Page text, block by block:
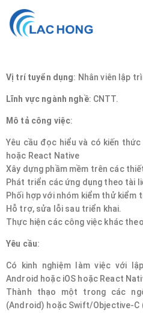
Vị trí tuyển dụng: Nhân viên lập
Lĩnh vực ngành nghề: CNTT.
Mô tả công việc:
Yêu cầu đọc hiểu và có kiến
hoặc React Native
Xây dựng phầm mềm trên các
Phát triển các ứng dụng theo tài
Phối hợp với nhóm kiểm thử kiểm
Hỗ trợ, sửa lỗi sau triển khai.
Thực hiện các công việc khác
Yêu cầu:
Có kinh nghiệm làm việc với
Android hoặc iOS hoặc React
Thành thạo một trong các
(Android) hoặc Swift/Objective-C